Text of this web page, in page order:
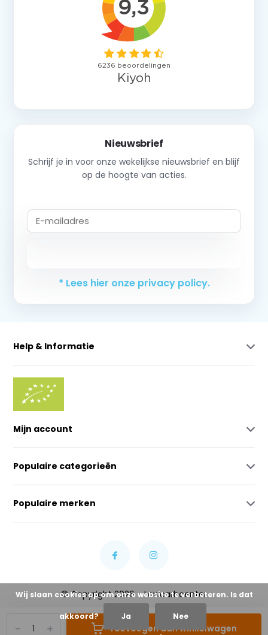
+
- Toevoegen aan winkelwagen
Nieuwsbrief
Schrijf je in voor onze wekelijkse nieuwsbrief en blijf
op de hoogte van acties.
* Lees hier onze privacy policy.
Help & Informatie
Mijn account
Populaire categorieën
Populaire merken
© Copyright 2026 - Lowcarbcenter
Wij slaan cookies op om onze website te verbeteren. Is dat
akkoord? Ja Nee